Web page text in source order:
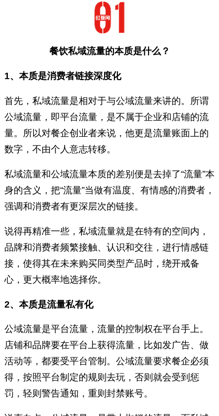
餐饮私域流量的本质是什么？
1、本质是消费者链接深度化
首先，私域流量是相对于与公域流量来讲的。所谓
公域流量，即平台流量，是不属于企业和店铺的流
量。所以对餐企创业者来说，他更是流量账面上的
数字，不由个人意志转移。
私域流量和公域流量本质的差别便是去掉了“流量”本
身的含义，把“流量”当做有温度、有情感的消费者，
强调和消费者有更深层次的链接。
说得再精准一些，私域流量就是在特有的空间内，
品牌和消费者频繁接触、认识和交往，进行情感链
接，使得其在未来购买同类型产品时，绕开戒备
心，更大概率地选择你。
2、本质是流量私有化
公域流量是平台流量，流量的控制权在平台手上。
店铺和品牌要在平台上获得流量，比如发广告、做
活动等，都要受平台管制。公域流量要求餐企必须
得，按照平台制定的规则去玩，否则就会受到惩
罚，轻则警告通知，重则封禁账号。